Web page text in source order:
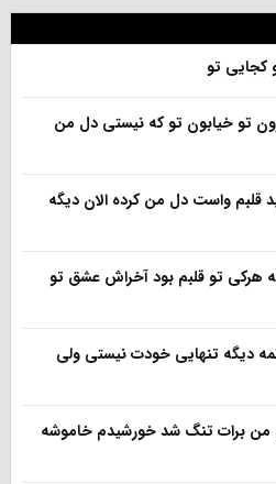
کجایی تو
تو خیابون تو که نیستی دل من
قلبم واست دل من کرده الان دیگه
هرکی تو قلبم بود آخراش عشق تو
دیگه تنهایی خودت نیستی ولی
من برات تنگ شد خورشیدم خاموشه